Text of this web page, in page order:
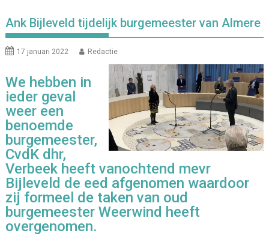
Ank Bijleveld tijdelijk burgemeester van Almere
17 januari 2022 Redactie
We hebben in
ieder geval
weer een
benoemde
burgemeester,
CvdK dhr,
Verbeek heeft vanochtend mevr
Bijleveld de eed afgenomen waardoor
zij formeel de taken van oud
burgemeester Weerwind heeft
overgenomen.